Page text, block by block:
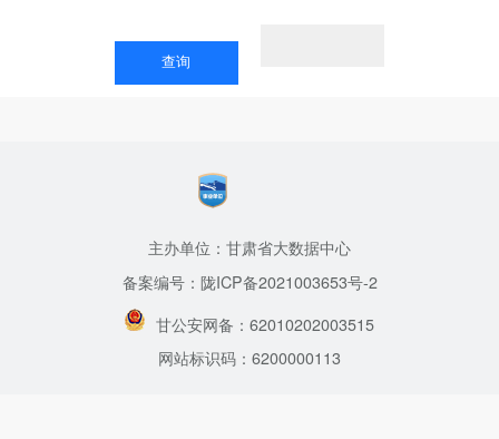
主办单位：甘肃省大数据中心
备案编号：陇ICP备2021003653号-2
甘公安网备：62010202003515
网站标识码：6200000113